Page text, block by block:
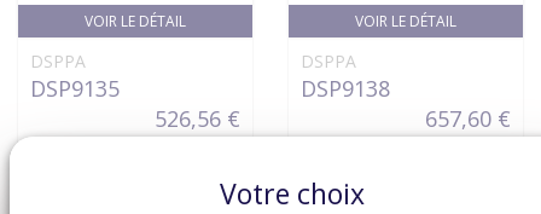
VOIR LE DÉTAIL
DSPPA
DSP9135
526,56 €
VOIR LE DÉTAIL
DSPPA
DSP9138
657,60 €
Votre choix